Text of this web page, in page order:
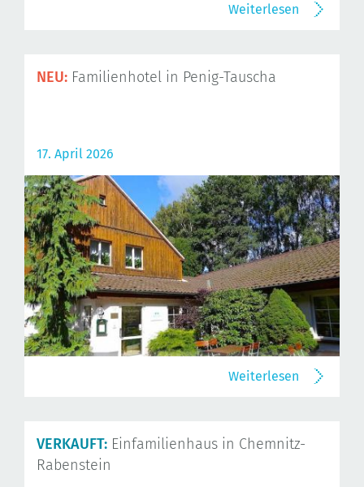
Weiterlesen
NEU: Familienhotel in Penig-Tauscha
17. April 2026
Weiterlesen
VERKAUFT: Einfamilienhaus in Chemnitz-
Rabenstein